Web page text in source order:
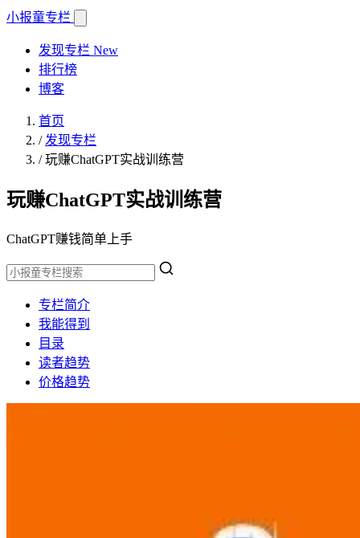
小报童专栏
发现专栏 New
排行榜
博客
首页
/ 发现专栏
/玩赚ChatGPT实战训练营
玩赚ChatGPT实战训练营
ChatGPT赚钱简单上手
专栏简介
我能得到
目录
读者趋势
价格趋势